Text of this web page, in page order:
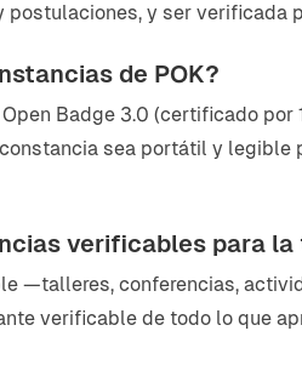
y ser verificada
de POK?
Badge 3.0 (certificado
sea portátil y
verificables para
—talleres, conferencias,
verificable de todo lo que